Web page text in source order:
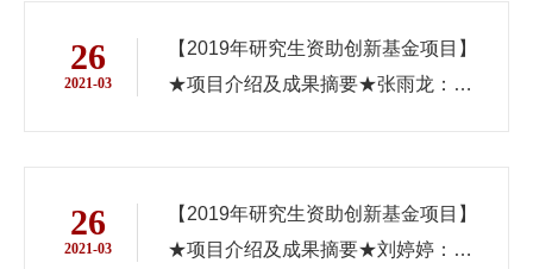
26
2021-03
【2019年研究生资助创新基金项目】
★项目介绍及成果摘要★张雨龙：
26
2021-03
【2019年研究生资助创新基金项目】
★项目介绍及成果摘要★刘婷婷：